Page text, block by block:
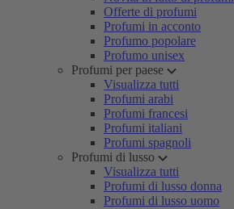
Offerte di profumi
Profumi in acconto
Profumo popolare
Profumo unisex
Profumi per paese
Visualizza tutti
Profumi arabi
Profumi francesi
Profumi italiani
Profumi spagnoli
Profumi di lusso
Visualizza tutti
Profumi di lusso donna
Profumi di lusso uomo